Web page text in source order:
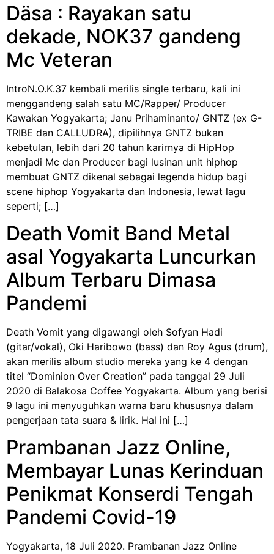
Däsa : Rayakan satu
dekade, NOK37 gandeng
Mc Veteran
IntroN.O.K.37 kembali merilis single terbaru, kali ini
menggandeng salah satu MC/Rapper/ Producer
Kawakan Yogyakarta; Janu Prihaminanto/ GNTZ (ex G-
TRIBE dan CALLUDRA), dipilihnya GNTZ bukan
kebetulan, lebih dari 20 tahun karirnya di HipHop
menjadi Mc dan Producer bagi lusinan unit hiphop
membuat GNTZ dikenal sebagai legenda hidup bagi
scene hiphop Yogyakarta dan Indonesia, lewat lagu
seperti; […]
Death Vomit Band Metal
asal Yogyakarta Luncurkan
Album Terbaru Dimasa
Pandemi
Death Vomit yang digawangi oleh Sofyan Hadi
(gitar/vokal), Oki Haribowo (bass) dan Roy Agus (drum),
akan merilis album studio mereka yang ke 4 dengan
titel “Dominion Over Creation” pada tanggal 29 Juli
2020 di Balakosa Coffee Yogyakarta. Album yang berisi
9 lagu ini menyuguhkan warna baru khususnya dalam
pengerjaan tata suara & lirik. Hal ini […]
Prambanan Jazz Online,
Membayar Lunas Kerinduan
Penikmat Konserdi Tengah
Pandemi Covid-19
Yogyakarta, 18 Juli 2020. Prambanan Jazz Online